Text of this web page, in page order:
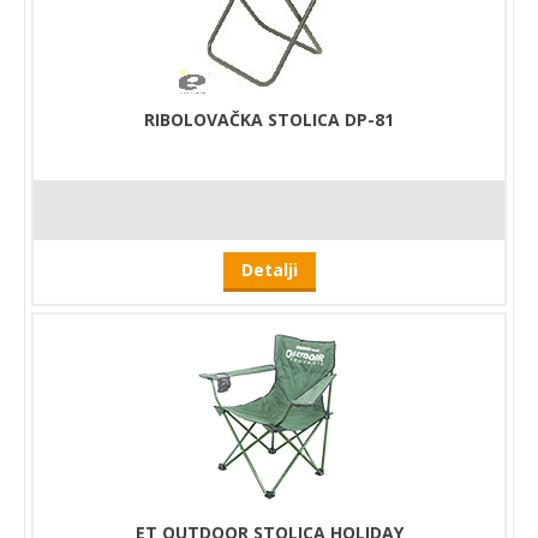
RIBOLOVAČKA STOLICA DP-81
Detalji
ET OUTDOOR STOLICA HOLIDAY